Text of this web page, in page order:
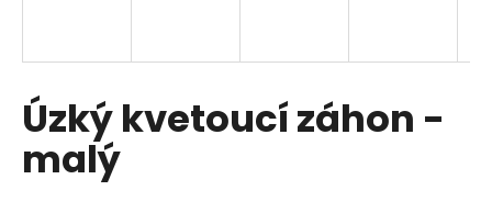
Úzký kvetoucí záhon -
malý
j
t
?